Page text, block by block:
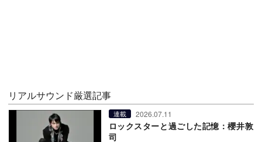
リアルサウンド厳選記事
連載 2026.07.11
ロックスターと過ごした記憶：櫻井敦
司